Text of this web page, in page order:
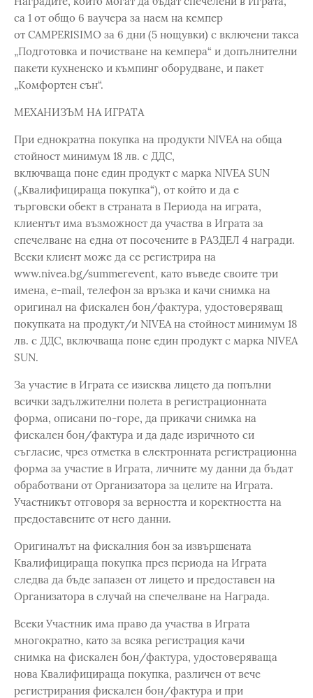
са 1 от общо 6 ваучера за наем на кемпер
от CAMPERISIMO за 6 дни (5 нощувки) с включени такса
„Подготовка и почистване на кемпера“ и допълнителни
пакети кухненско и къмпинг оборудване, и пакет
„Комфортен сън“.
МЕХАНИЗЪМ НА ИГРАТА
При еднократна покупка на продукти NIVEA на обща
стойност минимум 18 лв. с ДДС,
включваща поне един продукт с марка NIVEA SUN
(„Квалифицираща покупка“), от който и да е
търговски обект в страната в Периода на играта,
клиентът има възможност да участва в Играта за
спечелване на една от посочените в РАЗДЕЛ 4 награди.
Всеки клиент може да се регистрира на
www.nivea.bg/summerevent, като въведе своите три
имена, e-mail, телефон за връзка и качи снимка на
оригинал на фискален бон/фактура, удостоверяващ
покупката на продукт/и NIVEA на стойност минимум 18
лв. с ДДС, включваща поне един продукт с марка NIVEA
SUN.
За участие в Играта се изисква лицето да попълни
всички задължителни полета в регистрационната
форма, описани по-горе, да прикачи снимка на
фискален бон/фактура и да даде изричното си
съгласие, чрез отметка в електронната регистрационна
форма за участие в Играта, личните му данни да бъдат
обработвани от Организатора за целите на Играта.
Участникът отговоря за верността и коректността на
предоставените от него данни.
Оригиналът на фискалния бон за извършената
Квалифицираща покупка през периода на Играта
следва да бъде запазен от лицето и предоставен на
Организатора в случай на спечелване на Награда.
Всеки Участник има право да участва в Играта
многократно, като за всяка регистрация качи
снимка на фискален бон/фактура, удостоверяваща
нова Квалифицираща покупка, различен от вече
регистрирания фискален бон/фактура и при